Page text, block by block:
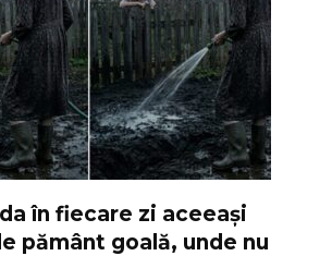
în fiecare zi aceeași
pământ goală, unde nu